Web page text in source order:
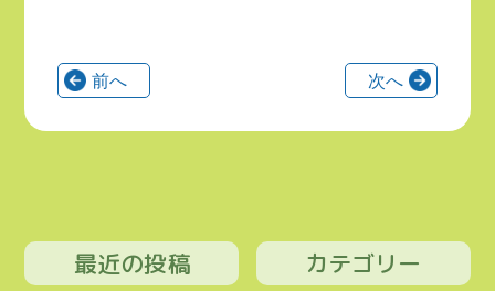
前へ 次へ
最近の投稿 カテゴリー